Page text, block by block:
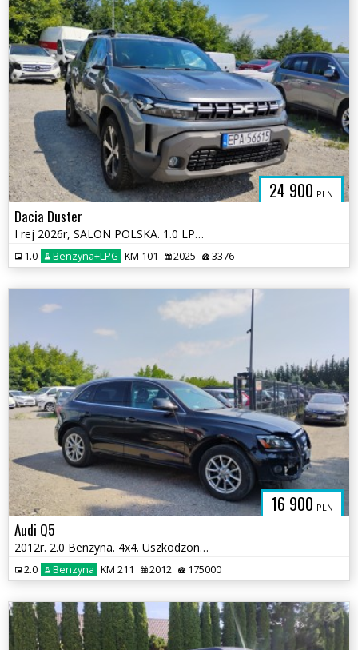
24 900 PLN
Dacia Duster
I rej 2026r, SALON POLSKA. 1.0 LPG. Uszkodzony. Poobijany.
1.0 Benzyna+LPG KM 101 2025 3376
16 900 PLN
Audi Q5
2012r. 2.0 Benzyna. 4x4. Uszkodzony przód i przetarty lewy bok. Jeździ
2.0 Benzyna KM 211 2012 175000